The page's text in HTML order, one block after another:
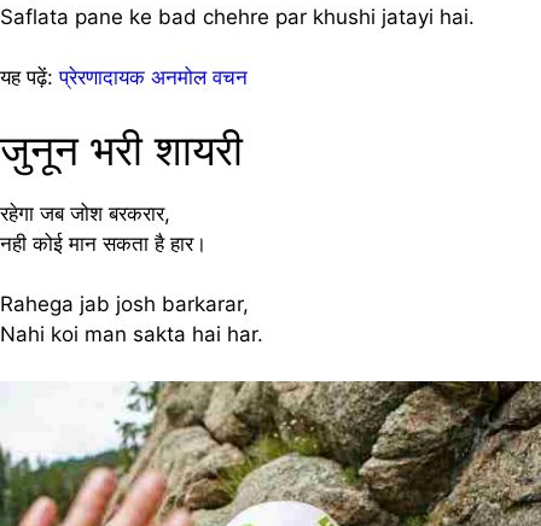
Saflata pane ke bad chehre par khushi jatayi hai.
यह पढ़ें:प्रेरणादायक अनमोल वचन
जुनून भरी शायरी
रहेगा जब जोश बरकरार,
नही कोई मान सकता है हार।
Rahega jab josh barkarar,
Nahi koi man sakta hai har.